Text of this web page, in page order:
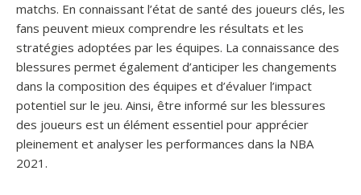
matchs. En connaissant l’état de santé des joueurs clés, les
fans peuvent mieux comprendre les résultats et les
stratégies adoptées par les équipes. La connaissance des
blessures permet également d’anticiper les changements
dans la composition des équipes et d’évaluer l’impact
potentiel sur le jeu. Ainsi, être informé sur les blessures
des joueurs est un élément essentiel pour apprécier
pleinement et analyser les performances dans la NBA
2021.